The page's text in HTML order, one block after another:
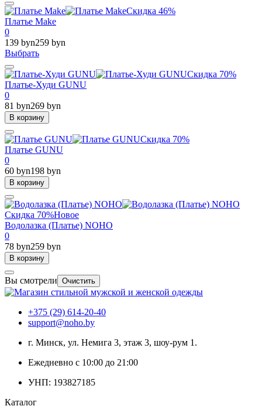
Скидка 46%
Платье Make
0
139 byn259 byn
Выбрать
Скидка 70%
Платье-Худи GUNU
0
81 byn269 byn
В корзину
Скидка 70%
Платье GUNU
0
60 byn198 byn
В корзину
Скидка 70%Новое
Водолазка (Платье) NOHO
0
78 byn259 byn
В корзину
Вы смотрели Очистить
+375 (29) 614-20-40
support@noho.by
г. Минск, ул. Немига 3, этаж 3, шоу-рум 1.
Ежедневно с 10:00 до 21:00
УНП: 193827185
Каталог